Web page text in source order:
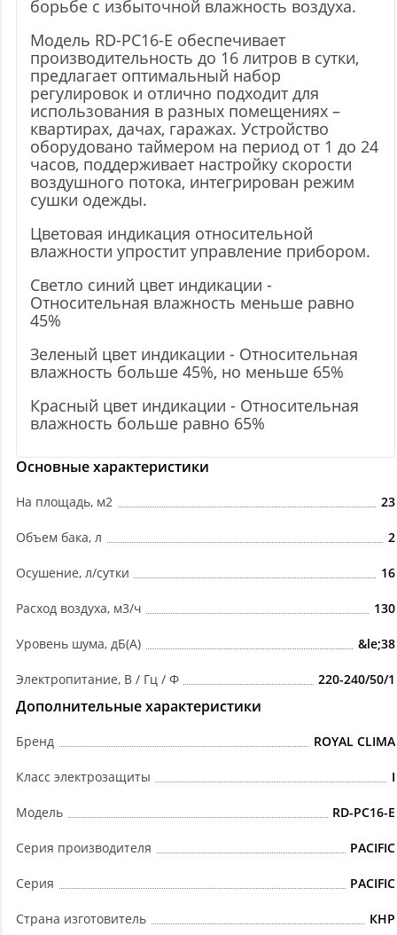
борьбе с избыточной влажность воздуха.
Модель RD-PC16-E обеспечивает
производительность до 16 литров в сутки,
предлагает оптимальный набор
регулировок и отлично подходит для
использования в разных помещениях –
квартирах, дачах, гаражах. Устройство
оборудовано таймером на период от 1 до 24
часов, поддерживает настройку скорости
воздушного потока, интегрирован режим
сушки одежды.
Цветовая индикация относительной
влажности упростит управление прибором.
Светло синий цвет индикации -
Относительная влажность меньше равно
45%
Зеленый цвет индикации - Относительная
влажность больше 45%, но меньше 65%
Красный цвет индикации - Относительная
влажность больше равно 65%
Основные характеристики
На площадь, м2 23
Объем бака, л 2
Осушение, л/сутки 16
Расход воздуха, м3/ч 130
Уровень шума, дБ(А) &le;38
Электропитание, В / Гц / Ф 220-240/50/1
Дополнительные характеристики
Бренд ROYAL CLIMA
Класс электрозащиты I
Модель RD-PC16-E
Серия производителя PACIFIC
Серия PACIFIC
Страна изготовитель КНР